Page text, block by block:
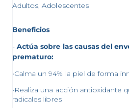
Adultos, Adolescentes
Beneficios
Actúa sobre las causas del
prematuro:
•Calma un 94% la piel de forma
•Realiza una acción
radicales libres